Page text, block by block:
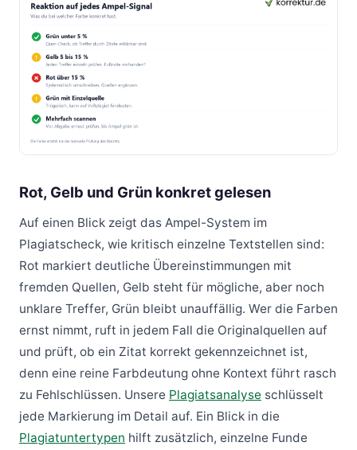
Rot, Gelb und Grün konkret gelesen
Auf einen Blick zeigt das Ampel-System im
Plagiatscheck, wie kritisch einzelne Textstellen sind:
Rot markiert deutliche Übereinstimmungen mit
fremden Quellen, Gelb steht für mögliche, aber noch
unklare Treffer, Grün bleibt unauffällig. Wer die Farben
ernst nimmt, ruft in jedem Fall die Originalquellen auf
und prüft, ob ein Zitat korrekt gekennzeichnet ist,
denn eine reine Farbdeutung ohne Kontext führt rasch
zu Fehlschlüssen. Unsere Plagiatsanalyse schlüsselt
jede Markierung im Detail auf. Ein Blick in die
Plagiatuntertypen hilft zusätzlich, einzelne Funde